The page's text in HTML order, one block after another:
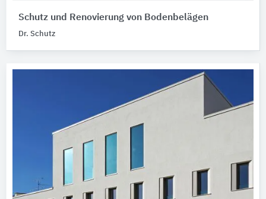
Schutz und Renovierung von Bodenbelägen
Dr. Schutz